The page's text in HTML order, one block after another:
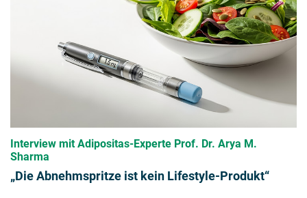
Interview mit Adipositas-Experte Prof. Dr. Arya M.
Sharma
„Die Abnehmspritze ist kein Lifestyle-Produkt“